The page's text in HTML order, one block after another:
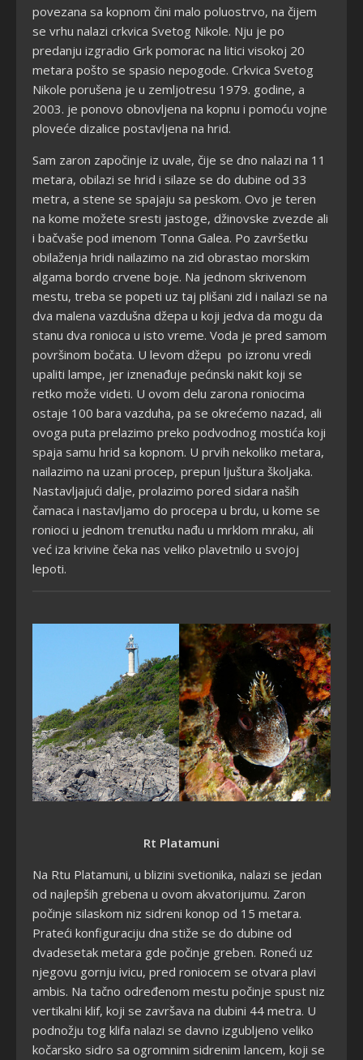
povezana sa kopnom čini malo poluostrvo, na čijem
se vrhu nalazi crkvica Svetog Nikole. Nju je po
predanju izgradio Grk pomorac na litici visokoj 20
metara pošto se spasio nepogode. Crkvica Svetog
Nikole porušena je u zemljotresu 1979. godine, a
2003. je ponovo obnovljena na kopnu i pomoću vojne
ploveće dizalice postavljena na hrid.
Sam zaron započinje iz uvale, čije se dno nalazi na 11
metara, obilazi se hrid i silaze se do dubine od 33
metra, a stene se spajaju sa peskom. Ovo je teren
na kome možete sresti jastoge, džinovske zvezde ali
i bačvaše pod imenom Tonna Galea. Po završetku
obilaženja hridi nailazimo na zid obrastao morskim
algama bordo crvene boje. Na jednom skrivenom
mestu, treba se popeti uz taj plišani zid i nailazi se na
dva malena vazdušna džepa u koji jedva da mogu da
stanu dva ronioca u isto vreme. Voda je pred samom
površinom bočata. U levom džepu po izronu vredi
upaliti lampe, jer iznenađuje pećinski nakit koji se
retko može videti. U ovom delu zarona roniocima
ostaje 100 bara vazduha, pa se okrećemo nazad, ali
ovoga puta prelazimo preko podvodnog mostića koji
spaja samu hrid sa kopnom. U prvih nekoliko metara,
nailazimo na uzani procep, prepun ljuštura školjaka.
Nastavljajući dalje, prolazimo pored sidara naših
čamaca i nastavljamo do procepa u brdu, u kome se
ronioci u jednom trenutku nađu u mrklom mraku, ali
već iza krivine čeka nas veliko plavetnilo u svojoj
lepoti.
Rt Platamuni
Na Rtu Platamuni, u blizini svetionika, nalazi se jedan
od najlepših grebena u ovom akvatorijumu. Zaron
počinje silaskom niz sidreni konop od 15 metara.
Prateći konfiguraciju dna stiže se do dubine od
dvadesetak metara gde počinje greben. Roneći uz
njegovu gornju ivicu, pred roniocem se otvara plavi
ambis. Na tačno određenom mestu počinje spust niz
vertikalni klif, koji se završava na dubini 44 metra. U
podnožju tog klifa nalazi se davno izgubljeno veliko
kočarsko sidro sa ogromnim sidrenim lancem, koji se